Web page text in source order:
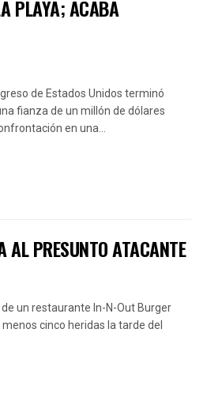
PLAYA; ACABA
de Estados Unidos terminó
fianza de un millón de dólares
en una...
PRESUNTO ATACANTE
un restaurante In-N-Out Burger
cinco heridas la tarde del